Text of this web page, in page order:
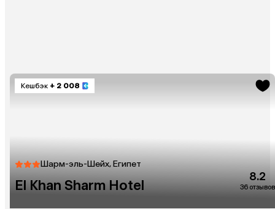
Кешбэк + 2 008
Шарм-эль-Шейх, Египет
El Khan Sharm Hotel
8.2
36 отзывов